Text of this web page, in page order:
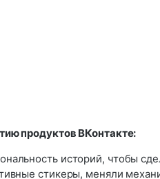
продуктов ВКонтакте:
историй, чтобы
стикеры, меняли